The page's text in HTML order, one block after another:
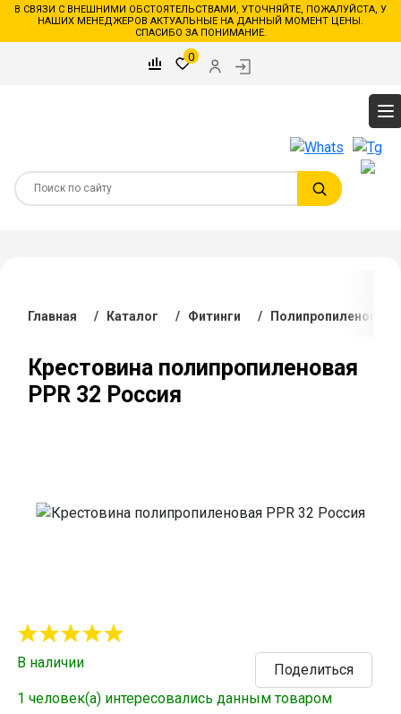
В СВЯЗИ С ВНЕШНИМИ ОБСТОЯТЕЛЬСТВАМИ, УТОЧНЯЙТЕ, ПОЖАЛУЙСТА, У
НАШИХ МЕНЕДЖЕРОВ АКТУАЛЬНЫЕ НА ДАННЫЙ МОМЕНТ ЦЕНЫ.
СПАСИБО ЗА ПОНИМАНИЕ.
0
Главная / Каталог / Фитинги / Полипропиленовые
Крестовина полипропиленовая
PPR 32 Россия
В наличии
Поделиться
1 человек(а) интересовались данным товаром